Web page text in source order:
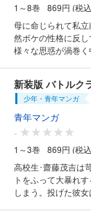
1～8巻
869円 (税
母に命じられて私
然ボケの性格に反
様々な思惑が渦巻
新装版 バトルク
少年・青年マンガ
青年マンガ
-
1～3巻
869円 (税
高校生･齋藤茂吉は
トをふって大暴れ
しまう。投げた彼